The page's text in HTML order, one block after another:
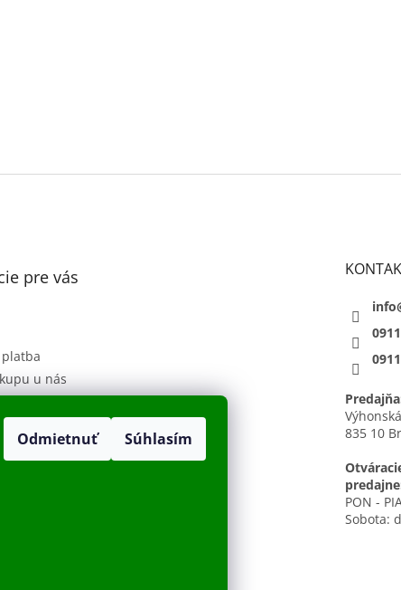
Odmietnuť Súhlasím
pre vás
u nás
údajov
835 10
PON -
Sobota: